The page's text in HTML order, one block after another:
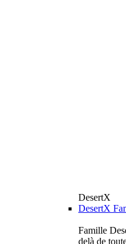
DesertX
DesertX
Famille
delà de